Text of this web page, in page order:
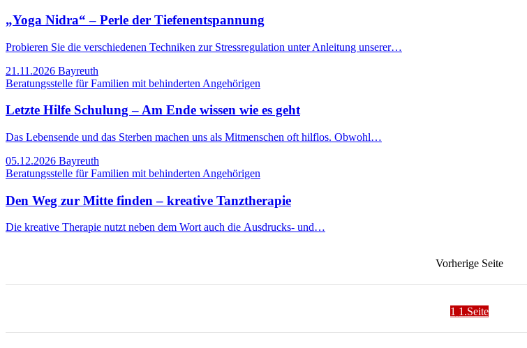
„Yoga Nidra“ – Perle der Tiefenentspannung
Probieren Sie die verschiedenen Techniken zur Stressregulation unter Anleitung unserer…
21.11.2026 Bayreuth
Beratungsstelle für Familien mit behinderten Angehörigen
Letzte Hilfe Schulung – Am Ende wissen wie es geht
Das Lebensende und das Sterben machen uns als Mitmenschen oft hilflos. Obwohl…
05.12.2026 Bayreuth
Beratungsstelle für Familien mit behinderten Angehörigen
Den Weg zur Mitte finden – kreative Tanztherapie
Die kreative Therapie nutzt neben dem Wort auch die Ausdrucks- und…
VorherigeSeite
1 1.Seite